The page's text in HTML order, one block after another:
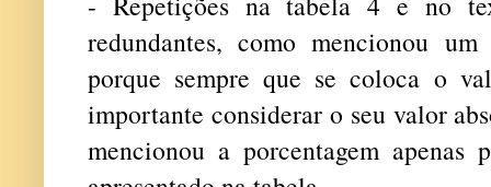
redundantes, como mencionou
porque sempre que se coloca o
importante considerar o seu valor
mencionou a porcentagem